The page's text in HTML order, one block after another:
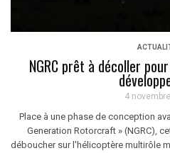
NGRC prêt à décoller
4
Place à une phase de conception
Generation Rotorcraft » (NGRC),
déboucher sur l'hélicoptère multirôle